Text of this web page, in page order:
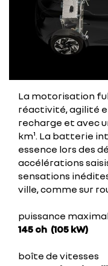
La motorisation
réactivité, agilité
recharge et avec
km¹. La batterie
essence lors des
accélérations
sensations
ville, comme sur
puissance
145 ch (105 kW)
boîte de vitesses